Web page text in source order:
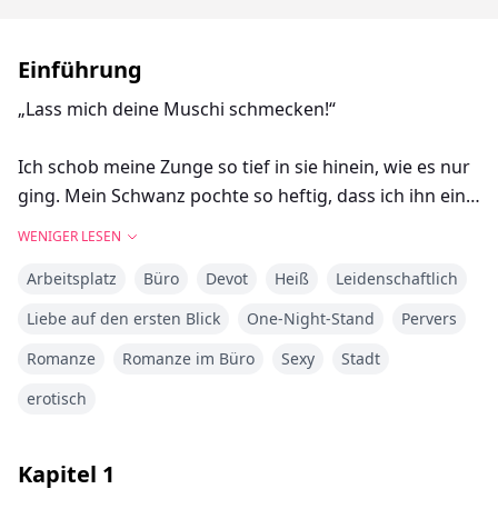
Einführung
„Lass mich deine Muschi schmecken!“
Ich schob meine Zunge so tief in sie hinein, wie es nur
ging. Mein Schwanz pochte so heftig, dass ich ihn ein
leckte und knabberte an ihr, während ich ihren Kitzler
zwischen meinen Fingern reizte.
Tia hatte keine Ahnung, dass ihr One-Night-Stand
Als sie bei ihrem neuen Job dem gleichen Mann
WENIGER LESEN
Arbeitsplatz Büro Devot Heiß
Leidenschaftlich
Liebe auf den ersten Blick
One-Night-Stand
Pervers
Romanze
Romanze im Büro Sexy
Stadt
erotisch
Kapitel 1